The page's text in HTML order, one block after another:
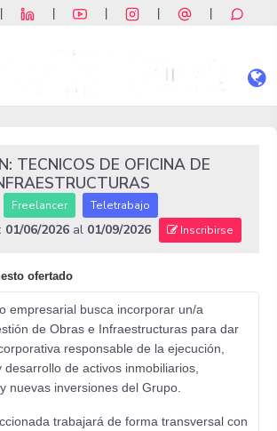
TECNICOS DE OFICINA DE
Freelancer Teletrabajo
01/06/2026 al 01/09/2026 Inscribirse
ofertado
empresarial busca incorporar un/a
de Obras e Infraestructuras para dar
responsable de la ejecución,
desarrollo de activos inmobiliarios,
nuevas inversiones del Grupo.
trabajará de forma transversal con